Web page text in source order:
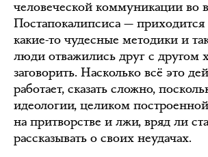
человеческой коммуникации во
Постапокалипсиса —
какие-то чудесные методики и
люди отважились друг с другом
заговорить. Насколько всё это
работает, сказать сложно,
идеологии, целиком построенной
на притворстве и лжи, вряд ли
рассказывать о своих неудачах.